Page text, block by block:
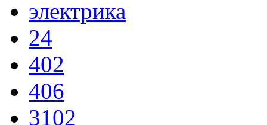
электрика
24
402
406
3102